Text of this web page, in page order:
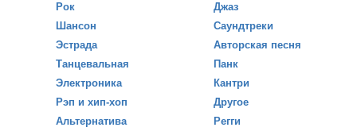
Рок
Шансон
Эстрада
Танцевальная
Электроника
Рэп и хип-хоп
Альтернатива
Джаз
Саундтреки
Авторская песня
Панк
Кантри
Другое
Регги